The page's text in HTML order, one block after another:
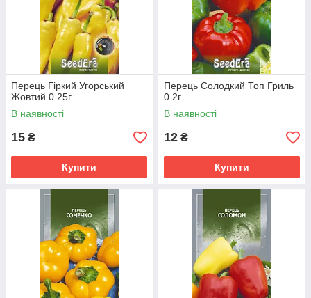
Перець Гіркий Угорський
Жовтий 0.25г
В наявності
15 ₴
Купити
Перець Солодкий Топ Гриль
0.2г
В наявності
12 ₴
Купити